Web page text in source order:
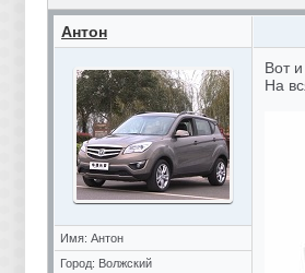
Антон
Имя: Антон
Город: Волжский
Вот
На